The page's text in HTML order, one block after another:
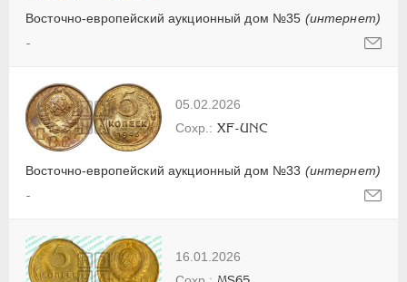
Восточно-европейский аукционный дом №35 (интернет)
-
05.02.2026
Восточно-европейский аукционный дом №33 (интернет)
XF-UNC
-
16.01.2026